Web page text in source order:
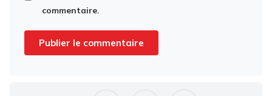
commentaire.